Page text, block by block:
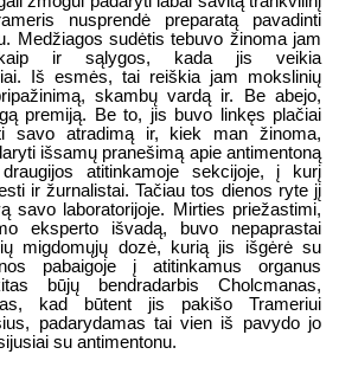
nusprendė preparatą pavadinti
Medžiagos sudėtis tebuvo žinoma jam
ir sąlygos, kada jis veikia
Iš esmės, tai reiškia jam mokslinių
skambų vardą ir. Be abejo,
premiją. Be to, jis buvo linkęs plačiai
savo atradimą ir, kiek man žinoma,
išsamų pranešimą apie antimentoną
atitinkamoje sekcijoje, į kurį
ir žurnalistai. Tačiau tos dienos ryte jį
savo laboratorijoje. Mirties priežastimi,
eksperto išvadą, buvo nepaprastai
migdomųjų dozė, kurią jis išgėrė su
pabaigoje į atitinkamus organus
būjų bendradarbis Cholcmanas,
kad būtent jis pakišo Trameriui
padarydamas tai vien iš pavydo jo
su antimentonu.